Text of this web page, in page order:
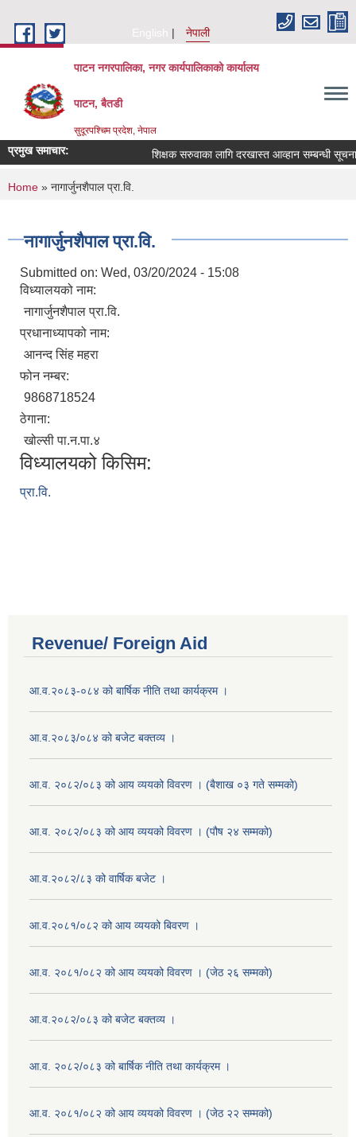
English
नेपाली
पाटन नगरपालिका, नगर कार्यपालिकाको कार्यालय
पाटन, बैतडी
सुदूरपश्चिम प्रदेश, नेपाल
प्रमुख समाचार: शिक्षक सरुवाका लागि दरखास्त आव्हान सम्बन्धी सूचना ।
You are here
Home » नागार्जुनशैपाल प्रा.वि.
नागार्जुनशैपाल प्रा.वि.
Submitted on: Wed, 03/20/2024 - 15:08
विध्यालयको नाम:
नागार्जुनशैपाल प्रा.वि.
प्रधानाध्यापको नाम:
आनन्द सिंह महरा
फोन नम्बर:
9868718524
ठेगाना:
खोल्सी पा.न.पा.४
विध्यालयको किसिम:
प्रा.वि.
Revenue/ Foreign Aid
आ.व.२०८३-०८४ को बार्षिक नीति तथा कार्यक्रम ।
आ.व.२०८३/०८४ को बजेट बक्तव्य ।
आ.व. २०८२/०८३ को आय व्ययको विवरण । (बैशाख ०३ गते सम्मको)
आ.व. २०८२/०८३ को आय व्ययको विवरण । (पौष २४ सम्मको)
आ.व.२०८२/८३ को वार्षिक बजेट ।
आ.व.२०८१/०८२ को आय व्ययको बिवरण ।
आ.व. २०८१/०८२ को आय व्ययको विवरण । (जेठ २६ सम्मको)
आ.व.२०८२/०८३ को बजेट बक्तव्य ।
आ.व. २०८२/०८३ को बार्षिक नीति तथा कार्यक्रम ।
आ.व. २०८१/०८२ को आय व्ययको विवरण । (जेठ २२ सम्मको)